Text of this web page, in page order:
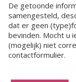
De getoonde
samengesteld,
dat er geen
bevinden. Mocht u
(mogelijk) niet
contactformulier.